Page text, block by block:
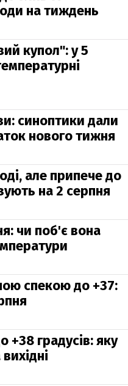
на тиждень
купол": у 5
синоптики дали
нового тижня
але припече до
на 2 серпня
чи поб'є вона
спекою до +37:
+38 градусів: яку